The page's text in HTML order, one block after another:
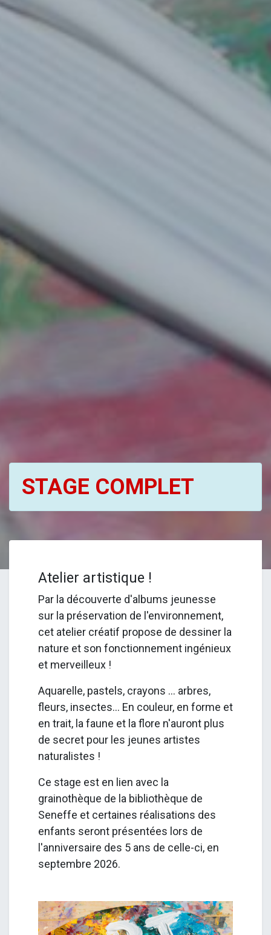
STAGE COMPLET
Atelier artistique !
Par la découverte d'albums jeunesse
sur la préservation de l'environnement,
cet atelier créatif propose de dessiner la
nature et son fonctionnement ingénieux
et merveilleux !
Aquarelle, pastels, crayons ... arbres,
fleurs, insectes... En couleur, en forme et
en trait, la faune et la flore n'auront plus
de secret pour les jeunes artistes
naturalistes !
Ce stage est en lien avec la
grainothèque de la bibliothèque de
Seneffe et certaines réalisations des
enfants seront présentées lors de
l'anniversaire des 5 ans de celle-ci, en
septembre 2026.